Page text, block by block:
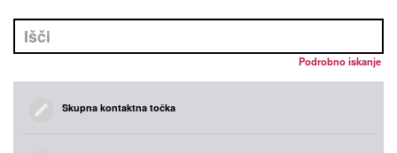
Podrobno iskanje
Skupna kontaktna točka